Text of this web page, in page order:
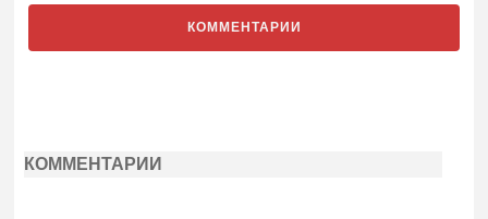
КОММЕНТАРИИ
КОММЕНТАРИИ